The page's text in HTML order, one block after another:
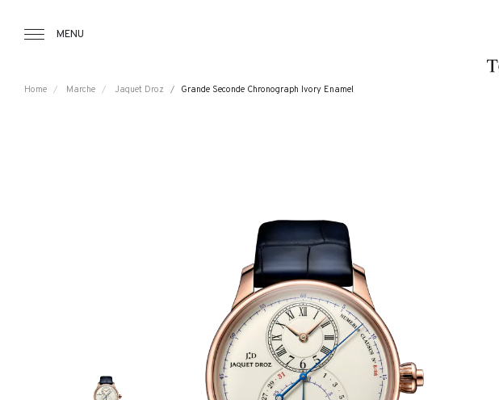
MENU
Home Marche Jaquet Droz Grande Seconde Chronograph Ivory Enamel